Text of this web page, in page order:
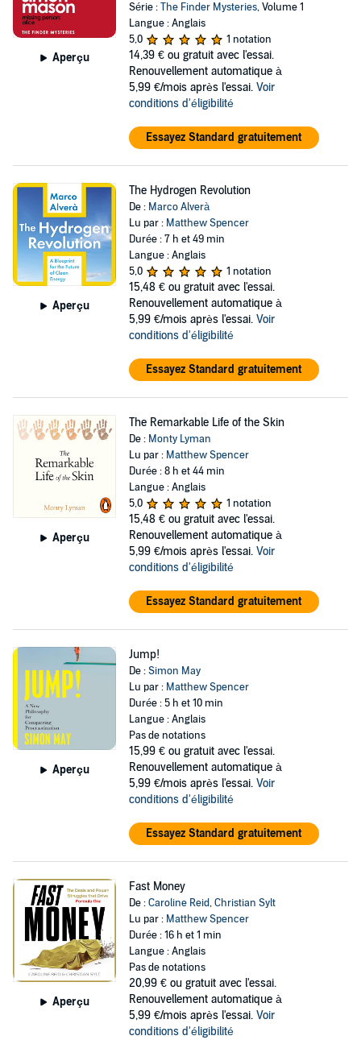
Aperçu
Série :The Finder Mysteries, Volume 1
Langue : Anglais
5,0
1 notation
14,39 € ou gratuit avec l'essai.
Renouvellement automatique à
5,99 €/mois après l'essai. Voir
conditions d'éligibilité
Essayez Standard gratuitement
Aperçu
The Hydrogen Revolution
De : Marco Alverà
Lu par : Matthew Spencer
Durée : 7 h et 49 min
Langue : Anglais
5,0
1 notation
15,48 € ou gratuit avec l'essai.
Renouvellement automatique à
5,99 €/mois après l'essai. Voir
conditions d'éligibilité
Essayez Standard gratuitement
Aperçu
The Remarkable Life of the Skin
De : Monty Lyman
Lu par : Matthew Spencer
Durée : 8 h et 44 min
Langue : Anglais
5,0
1 notation
15,48 € ou gratuit avec l'essai.
Renouvellement automatique à
5,99 €/mois après l'essai. Voir
conditions d'éligibilité
Essayez Standard gratuitement
Aperçu
Jump!
De :Simon May
Lu par : Matthew Spencer
Durée : 5 h et 10 min
Langue : Anglais
Pas de notations
15,99 € ou gratuit avec l'essai.
Renouvellement automatique à
5,99 €/mois après l'essai. Voir
conditions d'éligibilité
Essayez Standard gratuitement
Aperçu
Fast Money
De :Caroline Reid,Christian Sylt
Lu par : Matthew Spencer
Durée : 16 h et 1 min
Langue : Anglais
Pas de notations
20,99 € ou gratuit avec l'essai.
Renouvellement automatique à
5,99 €/mois après l'essai. Voir
conditions d'éligibilité